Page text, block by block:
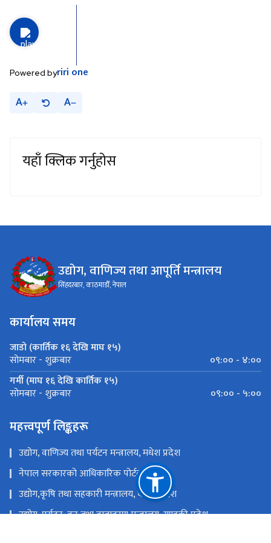
one
यहाँ क्लिक गर्नुहोस
उद्योग, वाणिज्य तथा आपूर्ति मन्त्रालय
सिंहदरबार, काठमाडौँ, नेपाल
कार्यालय समय
जाडो (कार्तिक १६ देखि माघ १५)
सोमबार - शुक्रबार
गर्मी (माघ १६ देखि कार्तिक १५)
सोमबार - शुक्रबार
महत्त्वपूर्ण लिङ्कहरू
नेपाल सरकारको आधिकारिक पोर्टल
उद्योग,कृषि तथा सहकारी मन्त्रालय, कोशी प्रदेश
उद्योग, पर्यटन, वन तथा वातावरण मन्त्रालय, गण्डकी प्रदेश